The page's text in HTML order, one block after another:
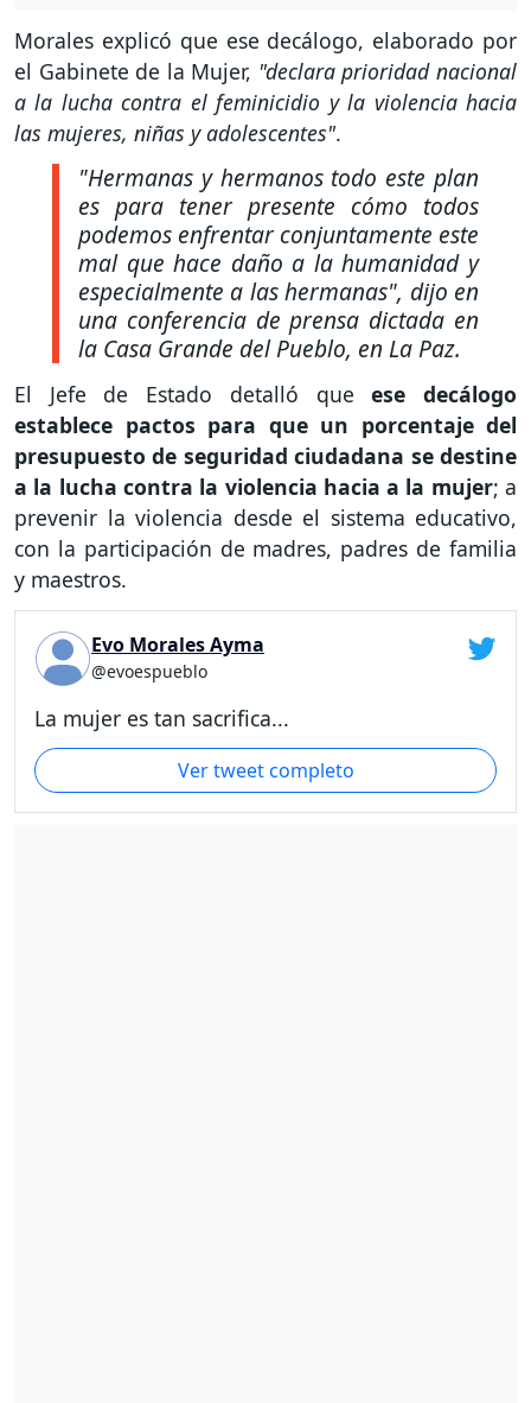
Morales explicó que ese decálogo, elaborado por
el Gabinete de la Mujer, "declara prioridad nacional
a la lucha contra el feminicidio y la violencia hacia
las mujeres, niñas y adolescentes".
"Hermanas y hermanos todo este plan
es para tener presente cómo todos
podemos enfrentar conjuntamente este
mal que hace daño a la humanidad y
especialmente a las hermanas", dijo en
una conferencia de prensa dictada en
la Casa Grande del Pueblo, en La Paz.
El Jefe de Estado detalló queese decálogo
establece pactos para que un porcentaje del
presupuesto de seguridad ciudadana se destine
a la lucha contra la violencia hacia a la mujer; a
prevenir la violencia desde el sistema educativo,
con la participación de madres, padres de familia
y maestros.
Evo Morales Ayma
@evoespueblo
La mujer es tan sacrifica...
Ver tweet completo